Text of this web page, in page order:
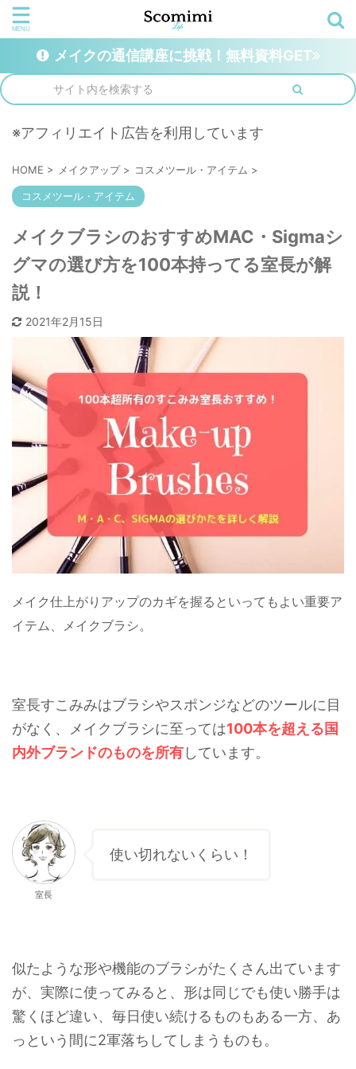
メイクの通信講座に挑戦！無料資料GET
※アフィリエイト広告を利用しています
HOME > メイクアップ > コスメツール・アイテム >
コスメツール・アイテム
メイクブラシのおすすめMAC・Sigmaシ
グマの選び方を100本持ってる室長が解
説！
2021年2月15日
メイク仕上がりアップのカギを握るといってもよい重要ア
イテム、メイクブラシ。
室長すこみみはブラシやスポンジなどのツールに目
がなく、メイクブラシに至っては100本を超える国
内外ブランドのものを所有しています。
室長
使い切れないくらい！
似たような形や機能のブラシがたくさん出ています
が、実際に使ってみると、形は同じでも使い勝手は
驚くほど違い、毎日使い続けるものもある一方、あ
っという間に2軍落ちしてしまうものも。